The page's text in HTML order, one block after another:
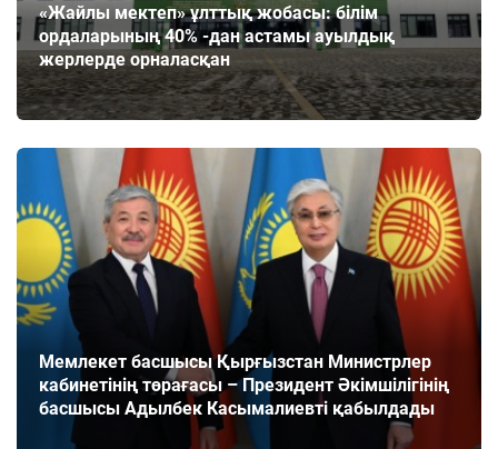
«Жайлы мектеп» ұлттық жобасы: білім
ордаларының 40% -дан астамы ауылдық
жерлерде орналасқан
Мемлекет басшысы Қырғызстан Министрлер
кабинетінің төрағасы – Президент Әкімшілігінің
басшысы Адылбек Касымалиевті қабылдады